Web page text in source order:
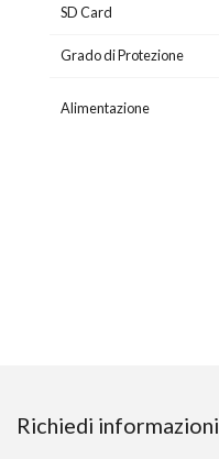
SD Card
Grado di Protezione
Alimentazione
Richiedi informazioni